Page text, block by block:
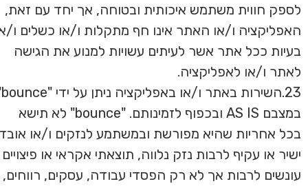
לספק חווית משתמש איכותית ובטוחה, אך יחד עם זאת,
האפליקציה ו/או האתר אינו חף מתקלות ו/או כשלים ו/או
בעיות ככל אתר אשר לעיתים עשויות למנוע את הגישה
לאתר ו/או לאפליקציה.
23.השירות באתר ו/או באפליקציה ניתן על ידי "bounce"
במצבם AS IS ובכפוף לזמינותם. "bounce" לא תישא
בכל אחריות שהיא מפורשת ובמשתמע לנזקים ו/או אובדן
ישיר או עקיף לרבות נזק נלווה, תוצאתי אקראי או פיצויים
עונשים לרבות אך לא רק הפסדי עבודה, עסקים, רווחים,